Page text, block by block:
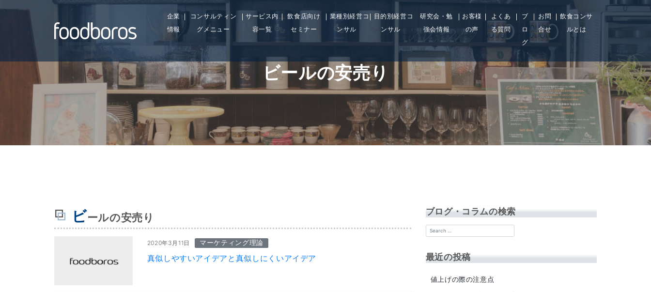
企業
情報
コンサルティン
グメニュー
サービス内
容一覧
飲食店向け
セミナー
業種別経営コ
ンサル
目的別経営コ
ンサル
研究会・勉
強会情報
お客様
の声
よくあ
る質問
ブ
ロ
グ
お問
合せ
飲食コンサ
ルとは
ビールの安売り
ビールの安売り
2020年3月11日 マーケティング理論
真似しやすいアイデアと真似しにくいアイデア
ブログ・コラムの検索
最近の投稿
値上げの際の注意点